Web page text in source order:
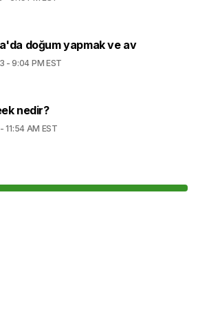
doğum yapmak ve av
- 9:04 PM EST
nedir?
11:54 AM EST